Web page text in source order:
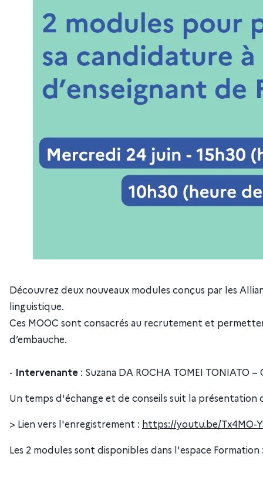
Découvrez deux nouveaux modules conçus par les
linguistique.
Ces MOOC sont consacrés au recrutement et
d’embauche.
- Intervenante : Suzana DA ROCHA TOMEI TONIATO
Un temps d'échange et de conseils suit la présentation
> Lien vers l'enregistrement : https://youtu.be/Tx4MO-
Les 2 modules sont disponibles dans l'espace